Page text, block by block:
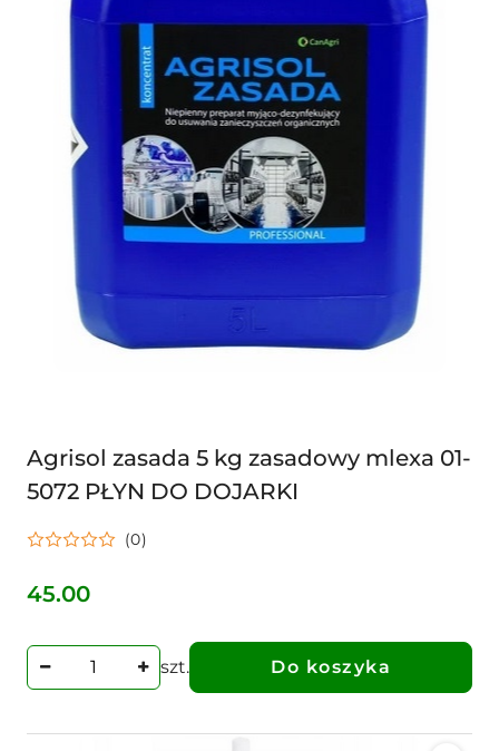
Agrisol zasada 5 kg zasadowy mlexa 01-
5072 PŁYN DO DOJARKI
(0)
Cena:
45.00
szt. Do koszyka